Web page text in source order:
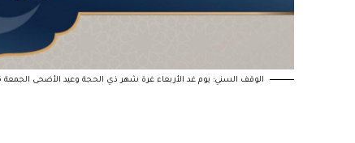
الوقف السني: يوم غد الأربعاء غرة شهر ذي الحجة وعيد الأضحى الجمعة 6 حزيران